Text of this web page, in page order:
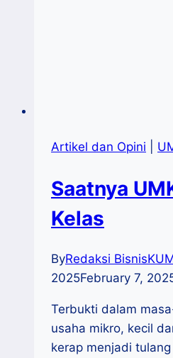
Artikel dan Opini
Saatnya
Kelas
ByRedaksi
2025February 7,
Terbukti dalam
usaha mikro, kecil
kerap menjadi